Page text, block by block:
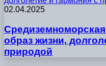
02.04.2025
образ жизни,
природой